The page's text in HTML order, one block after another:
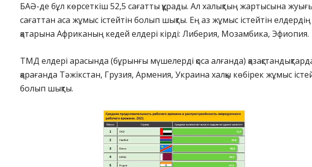
БАӘ-де бұл көрсеткіш 52,5 сағатты құрады. Ал халықтың жартысына
сағаттан аса жұмыс істейтін болып шықты. Ең аз жұмыс істейтін елдердің
қатарына Африканың кедей елдері кірді: Либерия, Мозамбика, Эфиопия.
ТМД елдері арасында (бұрынғы мүшелерді қоса алғанда)
қарағанда Тәжікстан, Грузия, Армения, Украина халқы көбірек жұмыс
болып шықты.